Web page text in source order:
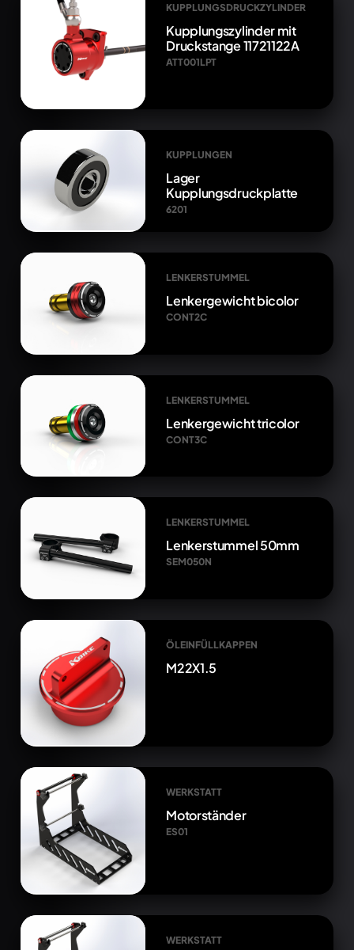
KUPPLUNGSDRUCKZYLINDER
Kupplungszylinder mit
Druckstange 11721122A
ATT001LPT
KUPPLUNGEN
Lager
Kupplungsdruckplatte
6201
LENKERSTUMMEL
Lenkergewicht bicolor
CONT2C
LENKERSTUMMEL
Lenkergewicht tricolor
CONT3C
LENKERSTUMMEL
Lenkerstummel 50mm
SEM050N
ÖLEINFÜLLKAPPEN
M22X1.5
WERKSTATT
Motorständer
ES01
WERKSTATT